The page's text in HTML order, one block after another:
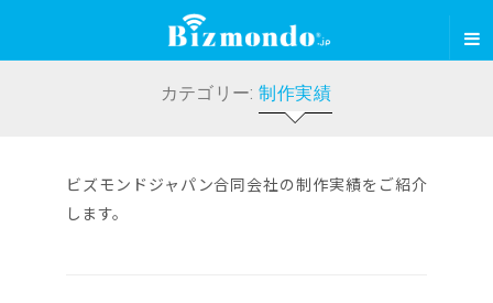
カテゴリー: 制作実績
ビズモンドジャパン合同会社の制作実績をご紹介
します。